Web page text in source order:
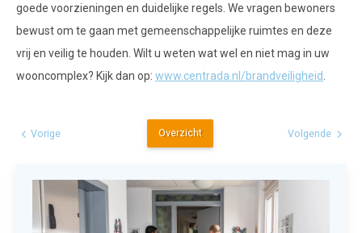
goede voorzieningen en duidelijke regels. We vragen bewoners
bewust om te gaan met gemeenschappelijke ruimtes en deze
vrij en veilig te houden. Wilt u weten wat wel en niet mag in uw
wooncomplex? Kijk dan op: www.centrada.nl/brandveiligheid
Volgende
Overzicht
Vorige